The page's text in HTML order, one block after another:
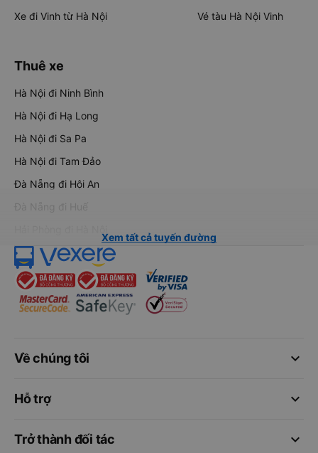
Xe đi Vinh từ Hà Nội
Vé tàu Hà Nội Vinh
Thuê xe
Hà Nội đi Ninh Bình
Hà Nội đi Hạ Long
Hà Nội đi Sa Pa
Hà Nội đi Tam Đảo
Đà Nẵng đi Hội An
Đà Nẵng đi Huế
Xem tất cả tuyến đường
keyboard_arrow_down
Về chúng tôi
keyboard_arrow_down
Hỗ trợ
keyboard_arrow_down
Trở thành đối tác